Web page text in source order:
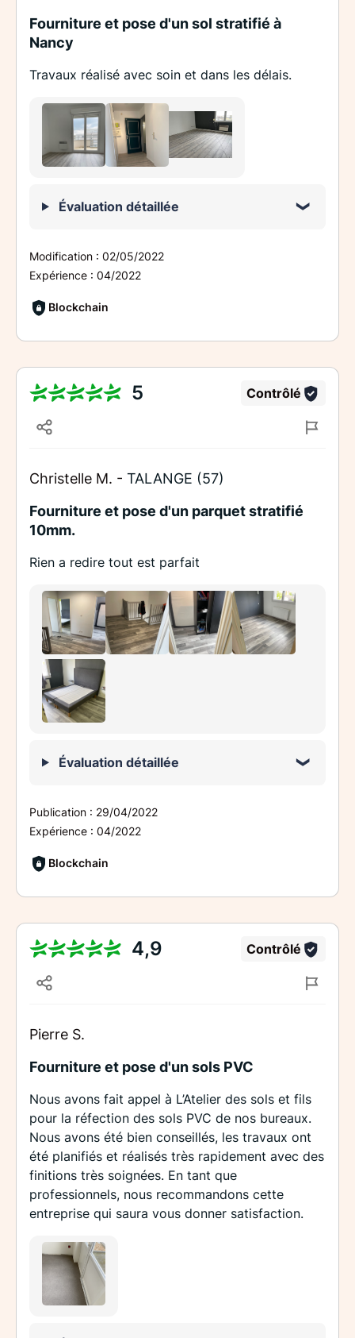
Fourniture et pose d'un sol stratifié à
Nancy
Travaux réalisé avec soin et dans les délais.
Évaluation détaillée
Modification : 02/05/2022
Expérience : 04/2022
Blockchain
5 Contrôlé
Christelle M. - TALANGE (57)
Fourniture et pose d'un parquet stratifié
10mm.
Rien a redire tout est parfait
Évaluation détaillée
Publication : 29/04/2022
Expérience : 04/2022
Blockchain
4,9 Contrôlé
Pierre S.
Fourniture et pose d'un sols PVC
Nous avons fait appel à L’Atelier des sols et fils
pour la réfection des sols PVC de nos bureaux.
Nous avons été bien conseillés, les travaux ont
été planifiés et réalisés très rapidement avec des
finitions très soignées. En tant que
professionnels, nous recommandons cette
entreprise qui saura vous donner satisfaction.